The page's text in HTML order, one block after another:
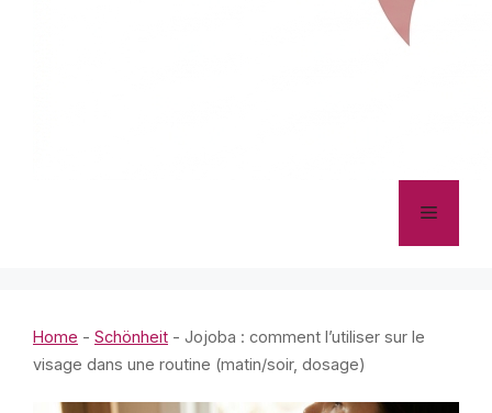
Menü
Home - Schönheit - Jojoba : comment l’utiliser sur le
visage dans une routine (matin/soir, dosage)